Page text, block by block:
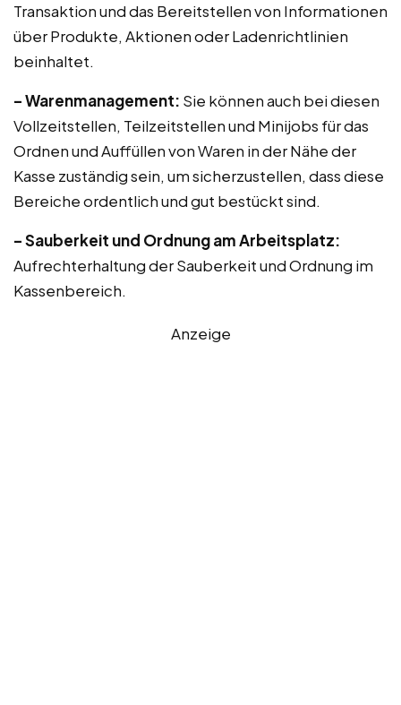
Transaktion und das Bereitstellen von Informationen
über Produkte, Aktionen oder Ladenrichtlinien
beinhaltet.
– Warenmanagement: Sie können auch bei diesen
Vollzeitstellen, Teilzeitstellen und Minijobs für das
Ordnen und Auffüllen von Waren in der Nähe der
Kasse zuständig sein, um sicherzustellen, dass diese
Bereiche ordentlich und gut bestückt sind.
– Sauberkeit und Ordnung am Arbeitsplatz:
Aufrechterhaltung der Sauberkeit und Ordnung im
Kassenbereich.
Anzeige